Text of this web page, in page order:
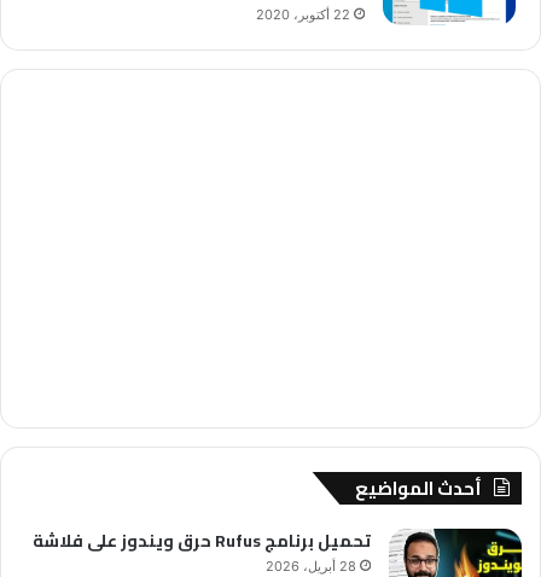
22 أكتوبر، 2020
أحدث المواضيع
تحميل برنامج Rufus حرق ويندوز على فلاشة
28 أبريل، 2026